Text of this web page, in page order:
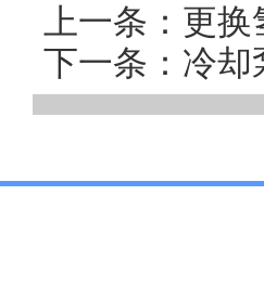
上一条：更
下一条：冷却